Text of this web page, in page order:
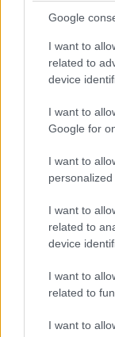
Google
I want to
related to
device
I want to
Google for
I want to
personalized
I want to
related to
device
I want to
related to
I want to
Σύγκρουση
στη Ρωσία για